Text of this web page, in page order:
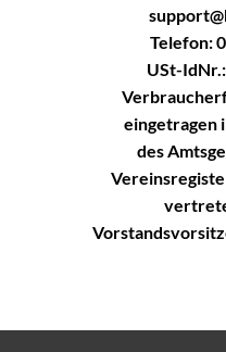
Telefon:
USt-
eingetragen
des